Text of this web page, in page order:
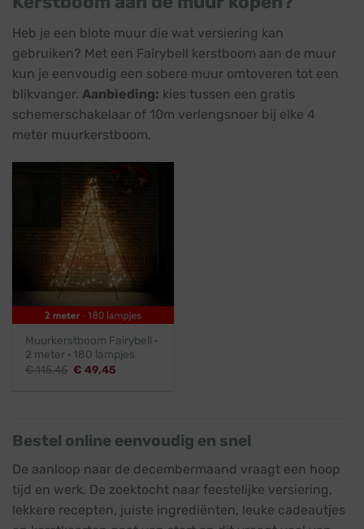
Heb je een blote muur die wat versiering kan
gebruiken? Met een Fairybell kerstboom aan de muur
kun je eenvoudig een sobere muur omtoveren tot een
blikvanger. Aanbieding: kies tussen een gratis
schemerschakelaar of 10m verlengsnoer bij elke 4
meter muurkerstboom.
Muurkerstboom Fairybell ·
2 meter · 180 lampjes
€115,45 Oorspronkelijke
€ 49,45
Bestel online eenvoudig en snel
De aanloop naar de decembermaand vraagt een hoop
tijd en werk. De zoektocht naar feestelijke versiering,
lekkere recepten, juiste ingrediënten, leuke cadeautjes